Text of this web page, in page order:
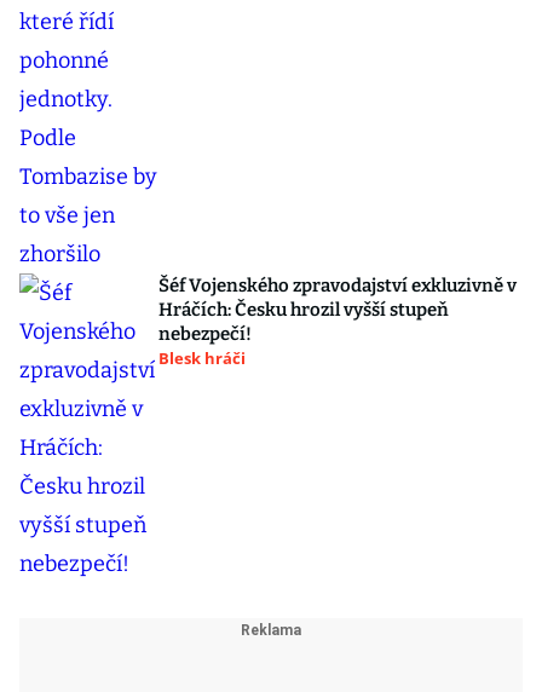
Šéf Vojenského zpravodajství exkluzivně v
Hráčích: Česku hrozil vyšší stupeň
nebezpečí!
Blesk hráči